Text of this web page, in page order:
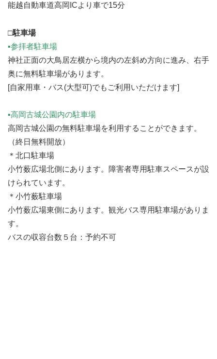
能越自動車道高岡ICより車で15分
□駐車場
▪参拝者駐車場
神社正面の大鳥居左横から境内の左斜め方向に進み、右手
奥に無料駐車場があります。
[自家用車・バス(大型可)でもご利用いただけます]
▪高岡古城公園内の駐車場
高岡古城公園の無料駐車場を利用することができます。
（終日無料開放）
＊北口駐車場
小竹薮広場北側にあります。障害者専用駐車スペースが設
けられています。
＊小竹薮駐車場
小竹薮広場東側にあります。観光バス専用駐車場がありま
す。
バスの収容台数５台：予約不可